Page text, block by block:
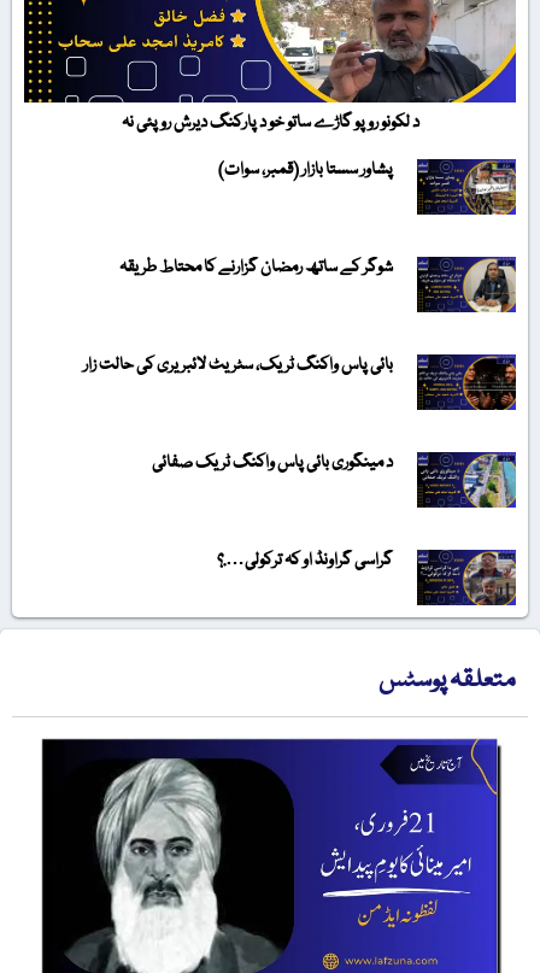
د لکونو روپو گاڑے ساتو خو د پارکنگ دیرش روپئی نہ
پشاور سستا بازار (قمبر، سوات)
شوگر کے ساتھ رمضان گزارنے کا محتاط طریقہ
بائی پاس واکنگ ٹریک، سٹریٹ لائبریری کی حالت زار
د مینگوری بائی پاس واکنگ ٹریک صفائی
گراسی گراونڈ او کہ ترکولی….؟
متعلقہ پوسٹس